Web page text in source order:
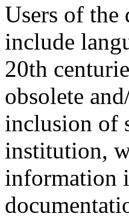
Users of the
include
20th
obsolete
inclusion of
institution,
information